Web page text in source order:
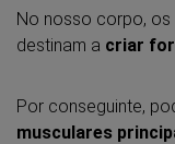
No nosso corpo, os
destinam a criar
Por conseguinte,
musculares